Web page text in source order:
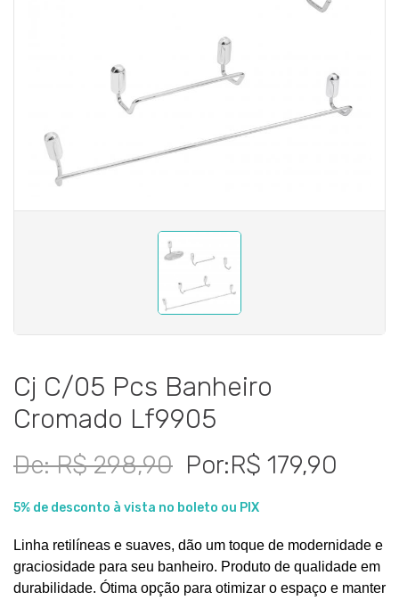
Cj C/05 Pcs Banheiro
Cromado Lf9905
De: R$ 298,90 Por:R$ 179,90
5% de desconto à vista no boleto ou PIX
Linha retilíneas e suaves, dão um toque de modernidade e
graciosidade para seu banheiro. Produto de qualidade em
durabilidade. Ótima opção para otimizar o espaço e manter